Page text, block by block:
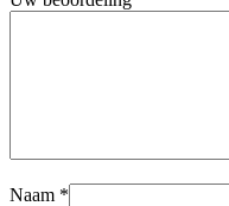
Naam *